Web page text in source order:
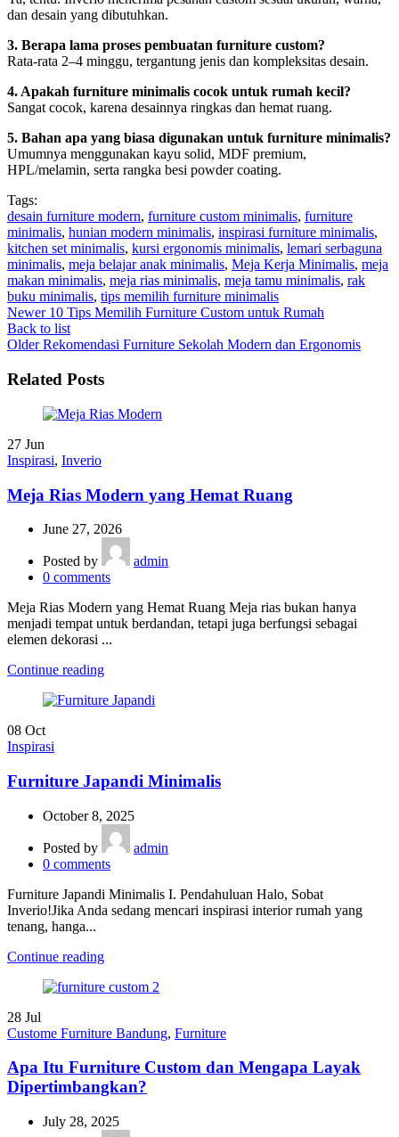
dan desain yang dibutuhkan.
3. Berapa lama proses pembuatan furniture custom?
Rata-rata 2–4 minggu, tergantung jenis dan kompleksitas desain.
4. Apakah furniture minimalis cocok untuk rumah kecil?
Sangat cocok, karena desainnya ringkas dan hemat ruang.
5. Bahan apa yang biasa digunakan untuk furniture minimalis?
Umumnya menggunakan kayu solid, MDF premium,
HPL/melamin, serta rangka besi powder coating.
Tags:
desain furniture modern, furniture custom minimalis, furniture
minimalis, hunian modern minimalis, inspirasi furniture minimalis,
kitchen set minimalis, kursi ergonomis minimalis, lemari serbaguna
minimalis, meja belajar anak minimalis, Meja Kerja Minimalis, meja
makan minimalis, meja rias minimalis, meja tamu minimalis, rak
buku minimalis, tips memilih furniture minimalis
Newer 10 Tips Memilih Furniture Custom untuk Rumah
Back to list
Older Rekomendasi Furniture Sekolah Modern dan Ergonomis
Related Posts
27 Jun
Inspirasi, Inverio
Meja Rias Modern yang Hemat Ruang
June 27, 2026
Posted by
admin
0 comments
Meja Rias Modern yang Hemat Ruang Meja rias bukan hanya
menjadi tempat untuk berdandan, tetapi juga berfungsi sebagai
elemen dekorasi ...
Continue reading
08 Oct
Inspirasi
Furniture Japandi Minimalis
October 8, 2025
Posted by
admin
0 comments
Furniture Japandi Minimalis I. Pendahuluan Halo, Sobat
Inverio!Jika Anda sedang mencari inspirasi interior rumah yang
tenang, hanga...
Continue reading
28 Jul
Custome Furniture Bandung, Furniture
Apa Itu Furniture Custom dan Mengapa Layak
Dipertimbangkan?
July 28, 2025